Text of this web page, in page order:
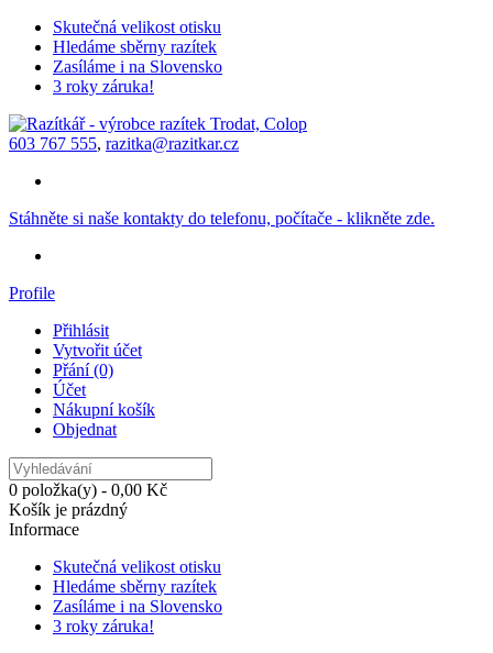
Skutečná velikost otisku
Hledáme sběrny razítek
Zasíláme i na Slovensko
3 roky záruka!
603 767 555, razitka@razitkar.cz
Stáhněte si naše kontakty do telefonu, počítače - klikněte zde.
Profile
Přihlásit
Vytvořit účet
Přání (0)
Účet
Nákupní košík
Objednat
0 položka(y) - 0,00 Kč
Košík je prázdný
Informace
Skutečná velikost otisku
Hledáme sběrny razítek
Zasíláme i na Slovensko
3 roky záruka!